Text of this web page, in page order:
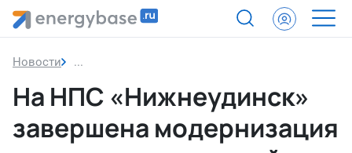
Новости На НПС «Нижнеудинск» завершена
На НПС «Нижнеудинск»
завершена модернизация